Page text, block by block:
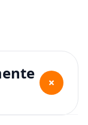
+